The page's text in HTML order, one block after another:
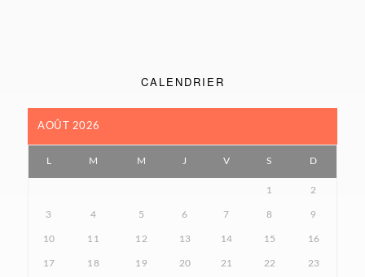
CALENDRIER
AOÛT 2026
L M M J V S D
1 2
3 4 5 6 7 8 9
10 11 12 13 14 15 16
17 18 19 20 21 22 23